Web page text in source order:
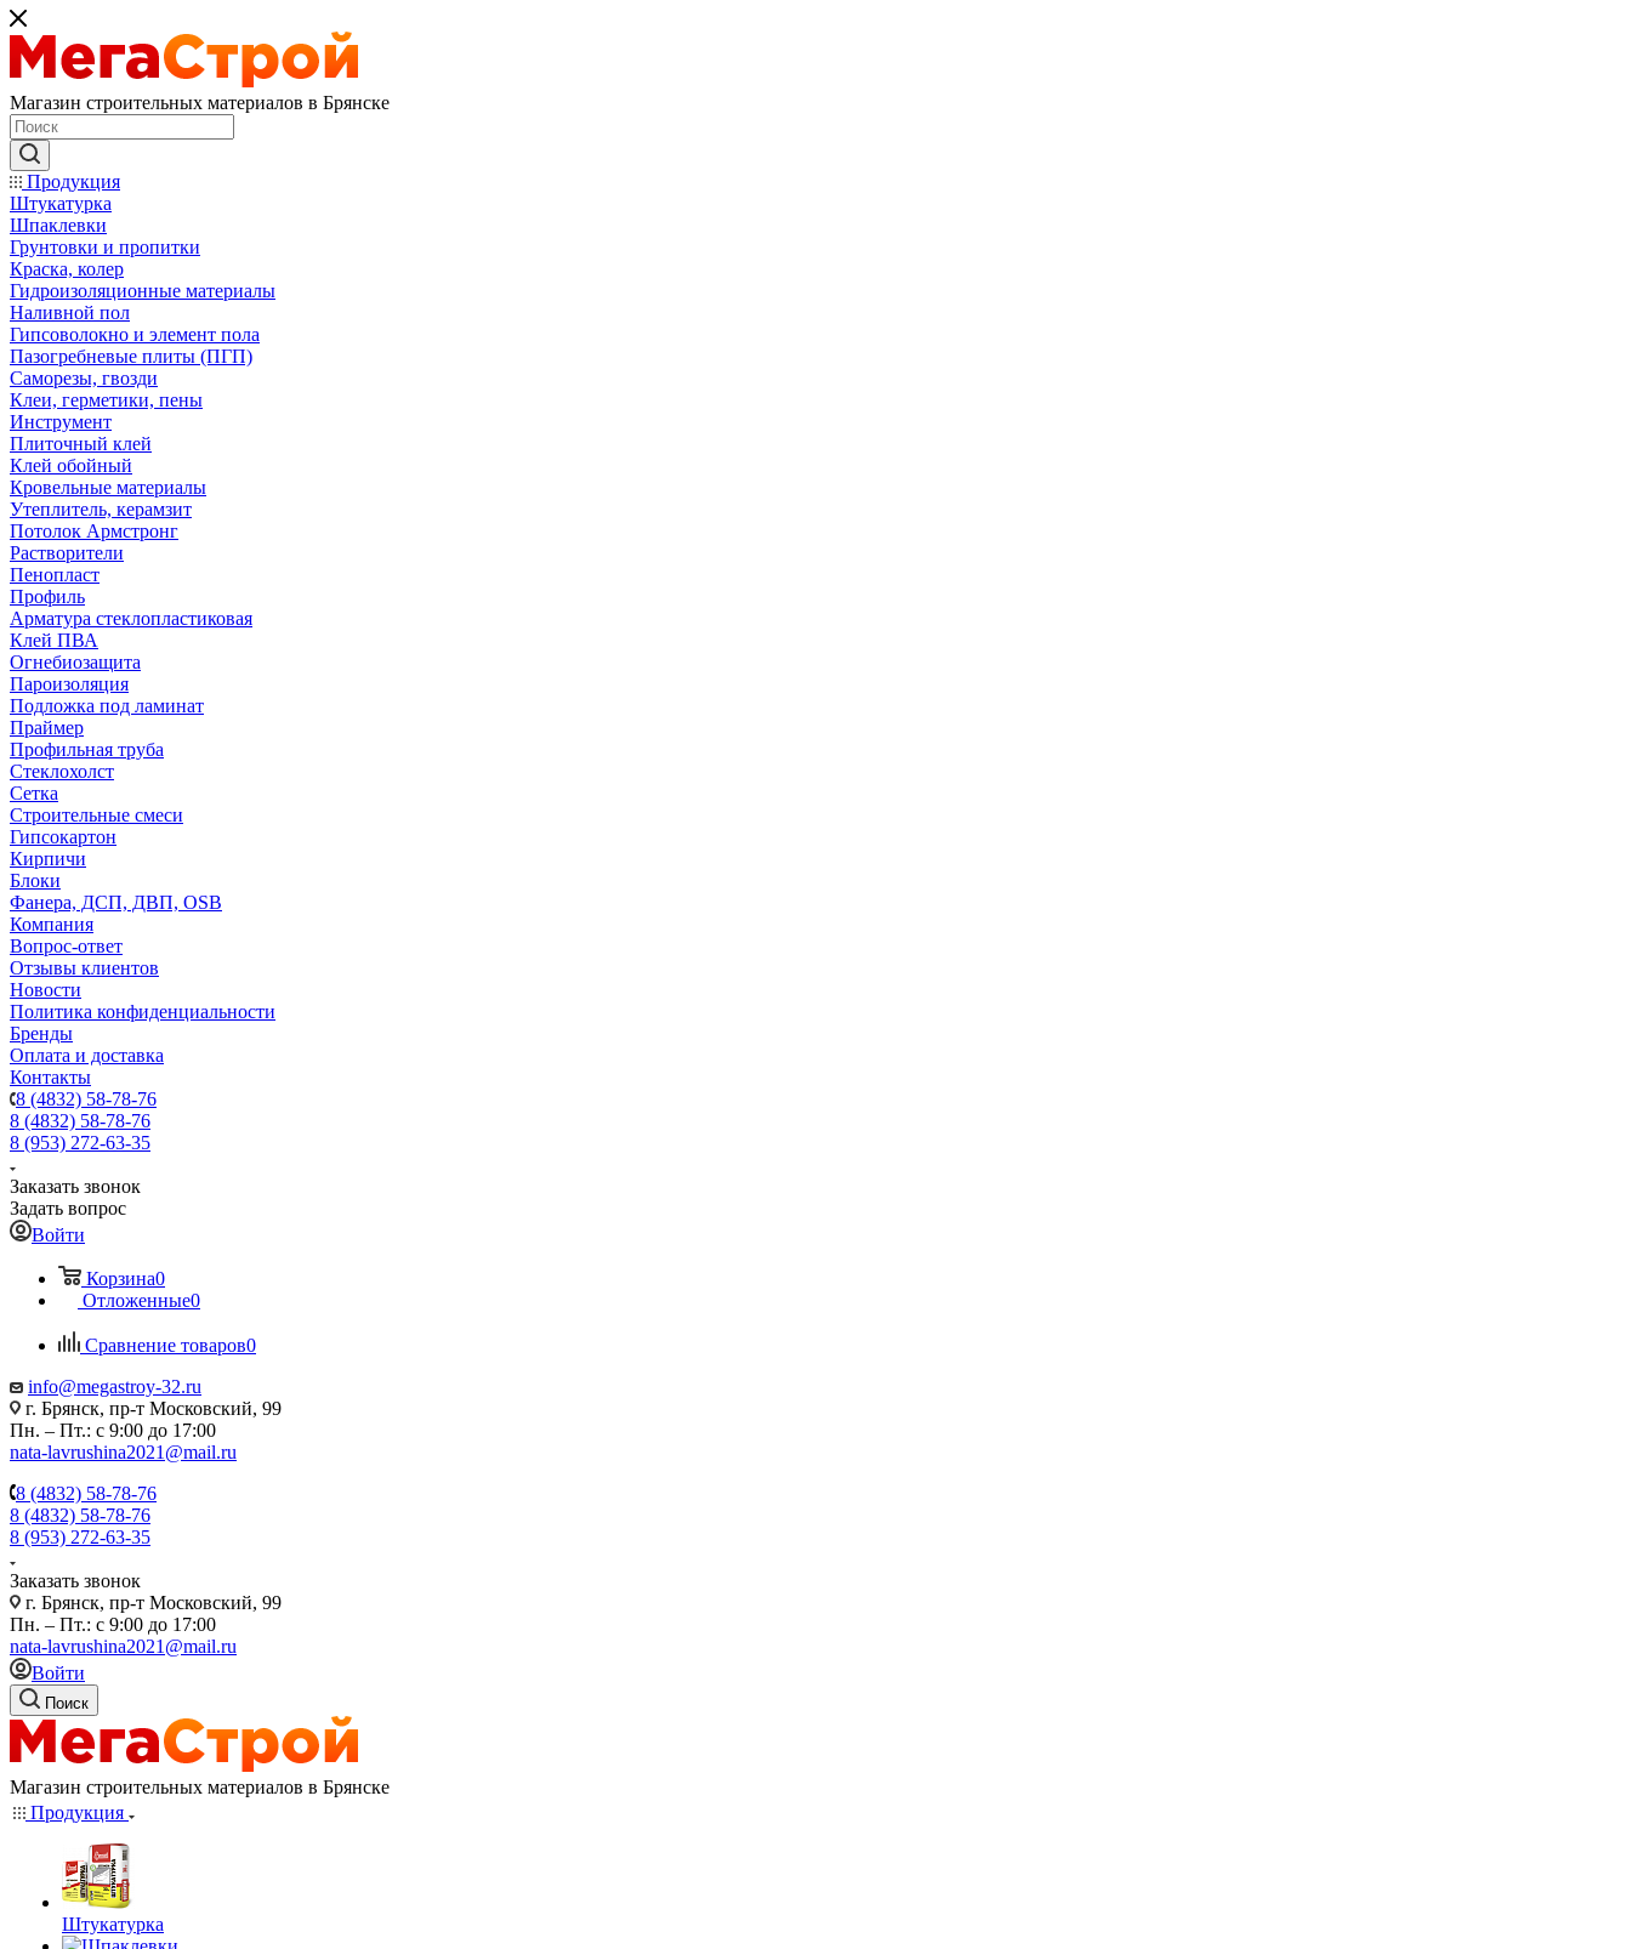
Магазин строительных материалов в Брянске
Продукция
Штукатурка
Шпаклевки
Грунтовки и пропитки
Краска, колер
Гидроизоляционные материалы
Наливной пол
Гипсоволокно и элемент пола
Пазогребневые плиты (ПГП)
Саморезы, гвозди
Клеи, герметики, пены
Инструмент
Плиточный клей
Клей обойный
Кровельные материалы
Утеплитель, керамзит
Потолок Армстронг
Растворители
Пенопласт
Профиль
Арматура стеклопластиковая
Клей ПВА
Огнебиозащита
Пароизоляция
Подложка под ламинат
Праймер
Профильная труба
Стеклохолст
Сетка
Строительные смеси
Гипсокартон
Кирпичи
Блоки
Фанера, ДСП, ДВП, OSB
Компания
Вопрос-ответ
Отзывы клиентов
Новости
Политика конфиденциальности
Бренды
Оплата и доставка
Контакты
8 (4832) 58-78-76
8 (4832) 58-78-76
8 (953) 272-63-35
Заказать звонок
Задать вопрос
Войти
Корзина0
Отложенные0
Сравнение товаров0
info@megastroy-32.ru
г. Брянск, пр-т Московский, 99
Пн. – Пт.: с 9:00 до 17:00
nata-lavrushina2021@mail.ru
8 (4832) 58-78-76
8 (4832) 58-78-76
8 (953) 272-63-35
Заказать звонок
г. Брянск, пр-т Московский, 99
Пн. – Пт.: с 9:00 до 17:00
nata-lavrushina2021@mail.ru
Войти
Поиск
Магазин строительных материалов в Брянске
Продукция
Штукатурка